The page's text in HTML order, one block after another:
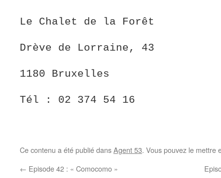
Le Chalet de la Forêt
Drève de Lorraine, 43
1180 Bruxelles
Tél : 02 374 54 16
Ce contenu a été publié dansAgent 53. Vous pouvez le mettre
← Episode 42 : « Comocomo »